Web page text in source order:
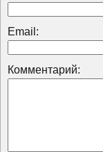
Email:
Комментарий: